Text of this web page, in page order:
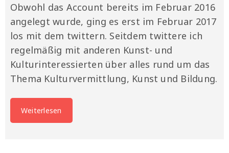
Obwohl das Account bereits im Februar 2016
angelegt wurde, ging es erst im Februar 2017
los mit dem twittern. Seitdem twittere ich
regelmäßig mit anderen Kunst- und
Kulturinteressierten über alles rund um das
Thema Kulturvermittlung, Kunst und Bildung.
Weiterlesen